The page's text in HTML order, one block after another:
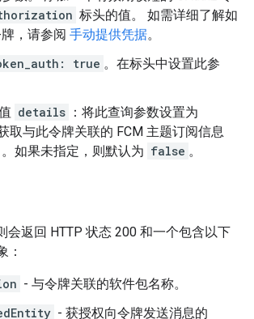
标头的值。 如需详细了解如
，请参阅 手动提供凭据。
true 。在标头中设置此参
details ：将此查询参数设置为
取与此令牌关联的 FCM 主题订阅信息
。如果未指定，则默认为 false 。
会返回 HTTP 状态 200 和一个包含以下
：
- 与令牌关联的软件包名称。
- 获授权向令牌发送消息的